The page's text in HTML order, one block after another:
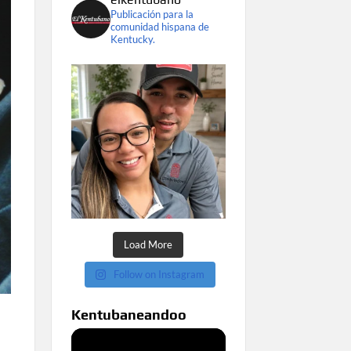
Publicación para la
comunidad hispana de
Kentucky.
Load More
Follow on Instagram
Kentubaneandoo